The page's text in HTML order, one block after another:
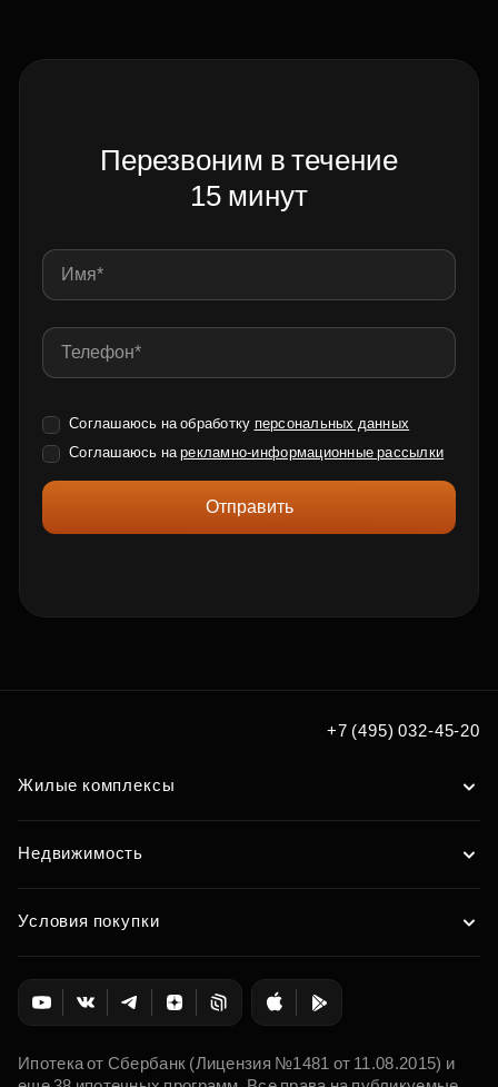
Перезвоним в течение
15 минут
Соглашаюсь на обработку персональных данных
Соглашаюсь нарекламно-информационные рассылки
Отправить
+7 (495) 032-45-20
Жилые комплексы
Недвижимость
Условия покупки
Ипотека от Сбербанк (Лицензия №1481 от 11.08.2015) и